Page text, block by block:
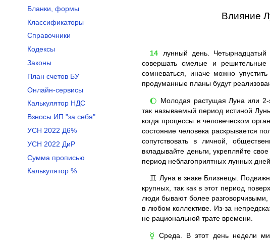
Влияние
14
лунный день.
совершать смелые и
сомневаться, иначе можно
продуманные планы будут
🌔
Молодая растущая Луна или 2-
так называемый период истиной
когда процессы в человеческом
состояние человека раскрывается
сопутствовать в личной,
вкладывайте деньги, укрепляйте
период неблагоприятных лунных
♊ Луна в знаке Близнецы.
крупных, так как в этот период
люди бывают более разговорчивыми,
в любом коллективе. Из-за
не рациональной трате времени.
☿
Среда. В этот день недели
Бланки, формы
Классификаторы
Справочники
Кодексы
Законы
План счетов БУ
Онлайн-сервисы
Калькулятор НДС
Взносы ИП "за себя"
УСН 2022 Д6%
УСН 2022 ДиР
Сумма прописью
Калькулятор %